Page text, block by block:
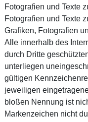
Fotografien und Texte
Fotografien und Texte
Grafiken, Fotografien
Alle innerhalb des
durch Dritte
unterliegen
gültigen
jeweiligen
bloßen Nennung ist
Markenzeichen nicht